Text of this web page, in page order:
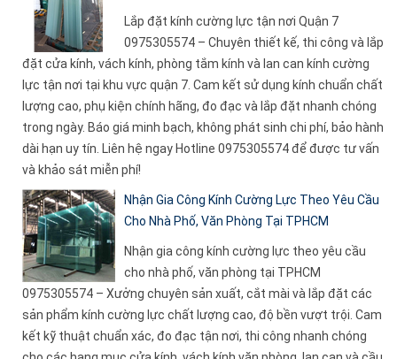
Lắp đặt kính cường lực tận nơi Quận 7
0975305574 – Chuyên thiết kế, thi công và lắp
đặt cửa kính, vách kính, phòng tắm kính và lan can kính cường
lực tận nơi tại khu vực quận 7. Cam kết sử dụng kính chuẩn chất
lượng cao, phụ kiện chính hãng, đo đạc và lắp đặt nhanh chóng
trong ngày. Báo giá minh bạch, không phát sinh chi phí, bảo hành
dài hạn uy tín. Liên hệ ngay Hotline 0975305574 để được tư vấn
và khảo sát miễn phí!
Nhận Gia Công Kính Cường Lực Theo Yêu Cầu
Cho Nhà Phố, Văn Phòng Tại TPHCM
Nhận gia công kính cường lực theo yêu cầu
cho nhà phố, văn phòng tại TPHCM
0975305574 – Xưởng chuyên sản xuất, cắt mài và lắp đặt các
sản phẩm kính cường lực chất lượng cao, độ bền vượt trội. Cam
kết kỹ thuật chuẩn xác, đo đạc tận nơi, thi công nhanh chóng